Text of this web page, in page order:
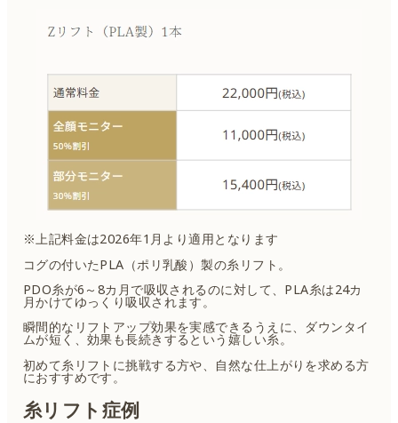
※上記料金は2026年1月より適用となります
コグの付いたPLA（ポリ乳酸）製の糸リフト。
PDO糸が6～8カ月で吸収されるのに対して、PLA糸は24カ
月かけてゆっくり吸収されます。
瞬間的なリフトアップ効果を実感できるうえに、ダウンタイ
ムが短く、効果も長続きするという嬉しい糸。
初めて糸リフトに挑戦する方や、自然な仕上がりを求める方
におすすめです。
糸リフト症例